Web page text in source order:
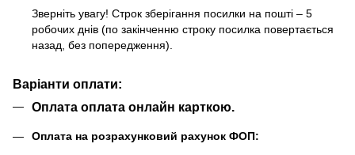
Зверніть увагу! Строк зберігання посилки на пошті – 5
робочих днів (по закінченню строку посилка повертається
назад, без попередження).
Варіанти оплати:
Оплата оплата онлайн карткою.
Оплата на розрахунковий рахунок ФОП: